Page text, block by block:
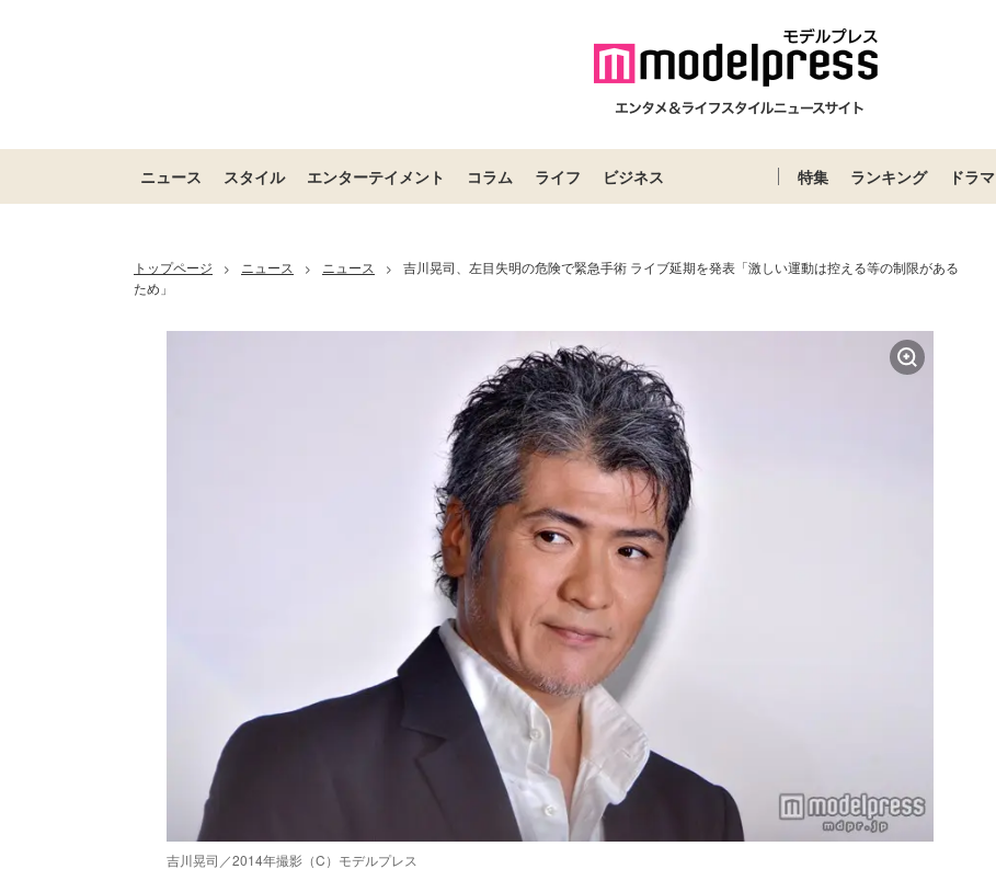
ニュース スタイル エンターテイメント コラム ライフ ビジネス 特集 ランキング ドラマ
トップページ > ニュース > ニュース >
吉川晃司、左目失明の危険で緊急手術 ライブ延期を発表「激しい運動は控える等の制限がある
ため」
吉川晃司／2014年撮影（C）モデルプレス